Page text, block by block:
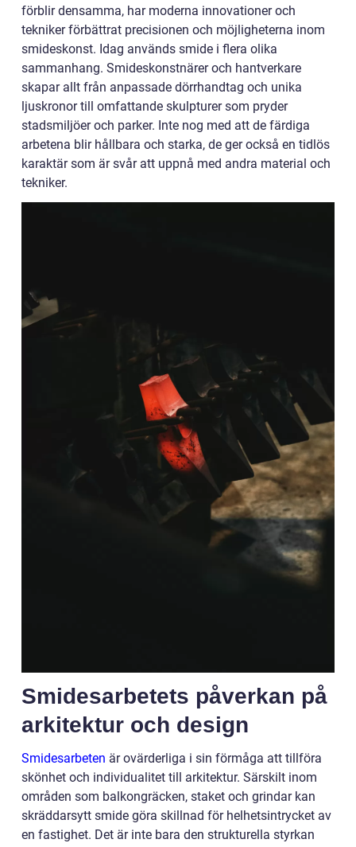
förblir densamma, har moderna innovationer och
tekniker förbättrat precisionen och möjligheterna inom
smideskonst. Idag används smide i flera olika
sammanhang. Smideskonstnärer och hantverkare
skapar allt från anpassade dörrhandtag och unika
ljuskronor till omfattande skulpturer som pryder
stadsmiljöer och parker. Inte nog med att de färdiga
arbetena blir hållbara och starka, de ger också en tidlös
karaktär som är svår att uppnå med andra material och
tekniker.
Smidesarbetets påverkan på
arkitektur och design
Smidesarbeten är ovärderliga i sin förmåga att tillföra
skönhet och individualitet till arkitektur. Särskilt inom
områden som balkongräcken, staket och grindar kan
skräddarsytt smide göra skillnad för helhetsintrycket av
en fastighet. Det är inte bara den strukturella styrkan